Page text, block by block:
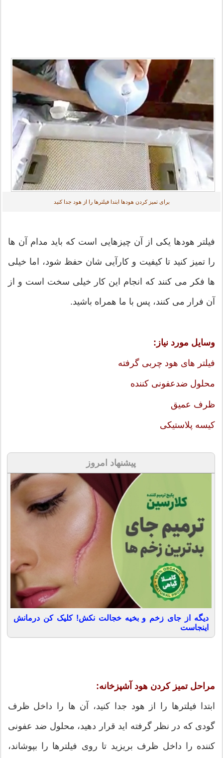
برای تمیز کردن هودها ابتدا فیلترها را از هود جدا کنید
فیلتر هودها یکی از آن چیزهایی است که باید مدام آن ها
را تمیز کنید تا کیفیت و کارآیی شان حفظ شود، اما خیلی
ها فکر می کنند که انجام این کار خیلی سخت است و از
آن فرار می کنند، پس با ما همراه باشید.
وسایل مورد نیاز:
فیلتر های هود چربی گرفته
محلول ضدعفونی کننده
ظرف عمیق
کیسه پلاستیکی
پیشنهاد امروز
دیگه از جای زخم و بخیه خجالت نکش! کلیک کن درمانش
اینجاست
مراحل تمیز کردن هود آشپزخانه:
ابتدا فیلترها را از هود جدا کنید، آن ها را داخل ظرف
گودی که در نظر گرفته اید قرار دهید، محلول ضد عفونی
کننده را داخل ظرف بریزید تا روی فیلترها را بپوشاند،